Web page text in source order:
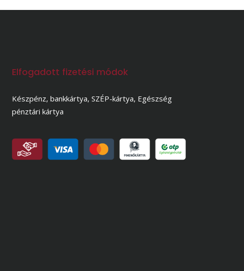
Elfogadott fizetési módok
Készpénz, bankkártya, SZÉP-kártya, Egészség
pénztári kártya